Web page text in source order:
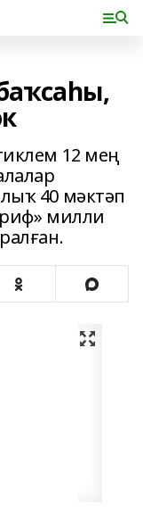
12 мең
40 мәктәп
милли